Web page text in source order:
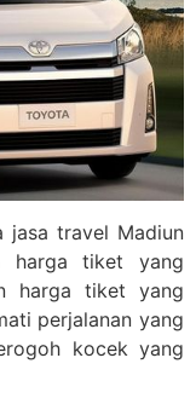
jasa travel Madiun
harga tiket yang
harga tiket yang
perjalanan yang
kocek yang